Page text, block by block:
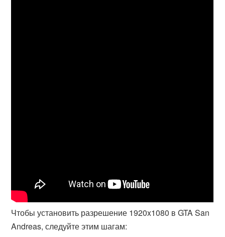
Чтобы установить разрешение 1920x1080 в GTA San
Andreas, следуйте этим шагам: